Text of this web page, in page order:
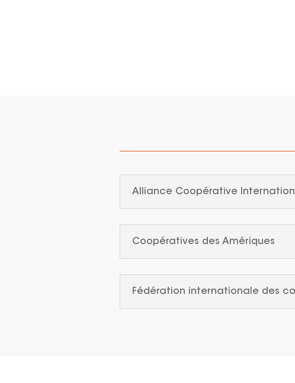
Alliance Coopérative
Coopératives des Amériques
Fédération internationale des